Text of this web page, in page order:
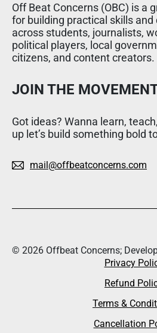
Off Beat Concerns (OBC) is a
for building practical skills
across students, journalists,
political players, local
citizens, and content creators.
JOIN THE
Got ideas? Wanna learn,
up let’s build something bold
mail@offbeatconcerns.com
© 2026 Offbeat Concerns;
Privacy
Refund
Terms &
Cancellation